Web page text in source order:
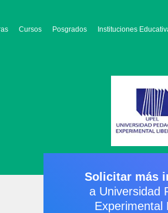
Cursos Posgrados Instituciones
Solicitar más
a Universidad
Experimental